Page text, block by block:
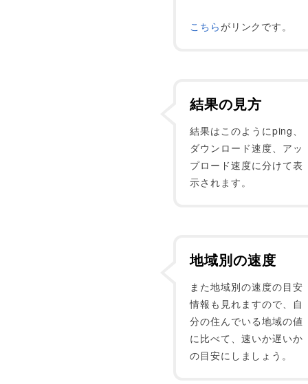
こちらがリンクです。
結果の見方
結果はこのようにping、
ダウンロード速度、アッ
プロード速度に分けて表
示されます。
地域別の速度
また地域別の速度の目安
情報も見れますので、自
分の住んでいる地域の値
に比べて、速いか遅いか
の目安にしましょう。